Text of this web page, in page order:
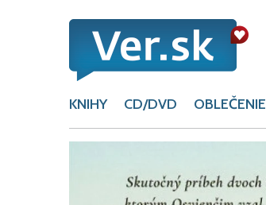
KNIHY CD/DVD OBLEČENIE